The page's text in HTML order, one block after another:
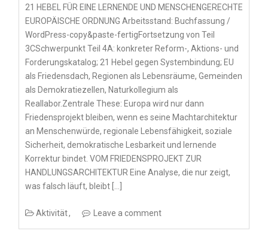
21 HEBEL FÜR EINE LERNENDE UND MENSCHENGERECHTE
EUROPÄISCHE ORDNUNG Arbeitsstand: Buchfassung /
WordPress-copy&paste-fertigFortsetzung von Teil
3CSchwerpunkt Teil 4A: konkreter Reform-, Aktions- und
Forderungskatalog; 21 Hebel gegen Systembindung; EU
als Friedensdach, Regionen als Lebensräume, Gemeinden
als Demokratiezellen, Naturkollegium als
Reallabor.Zentrale These: Europa wird nur dann
Friedensprojekt bleiben, wenn es seine Machtarchitektur
an Menschenwürde, regionale Lebensfähigkeit, soziale
Sicherheit, demokratische Lesbarkeit und lernende
Korrektur bindet. VOM FRIEDENSPROJEKT ZUR
HANDLUNGSARCHITEKTUR Eine Analyse, die nur zeigt,
was falsch läuft, bleibt […]
Aktivität Leave a comment